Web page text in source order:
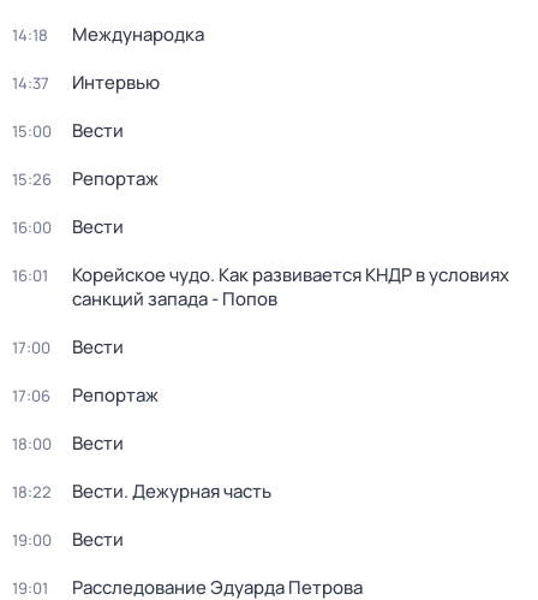
14:18 Международка
14:37 Интервью
15:00 Вести
15:26 Репортаж
16:00 Вести
16:01
Корейское чудо. Как развивается КНДР в условиях
санкций запада - Попов
17:00 Вести
17:06 Репортаж
18:00 Вести
18:22 Вести. Дежурная часть
19:00 Вести
19:01 Расследование Эдуарда Петрова